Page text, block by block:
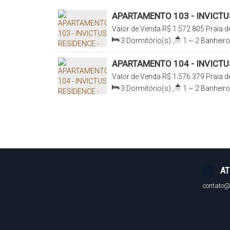
APARTAMENTO 103 -
PADRÃO e PRONTO PARA
R$ 1.572.805
Valor de Venda
Praia
Ramos, Santa Catarina, Brasil
3 Dormitório(s) 1 ~ 2
103.78m²
APARTAMENTO 104 -
AMPLITUDE E ELEGÂNCIA
R$ 1.576.379
Valor de Venda
Praia
Ramos, Santa Catarina, Brasil
3 Dormitório(s) 1 ~ 2